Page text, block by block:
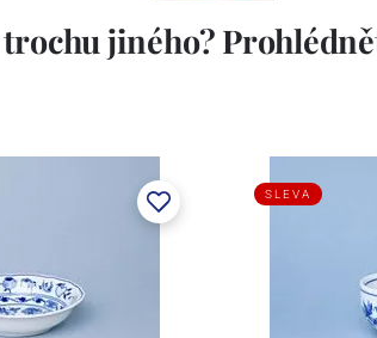
jiného?
SLEVA